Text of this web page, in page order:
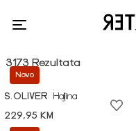
3173 Rezultata
Novo
S.OLIVER
Haljina
229,95 KM